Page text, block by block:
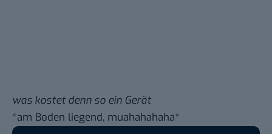
was kostet denn so ein Gerät
*am Boden liegend, muahahahaha*